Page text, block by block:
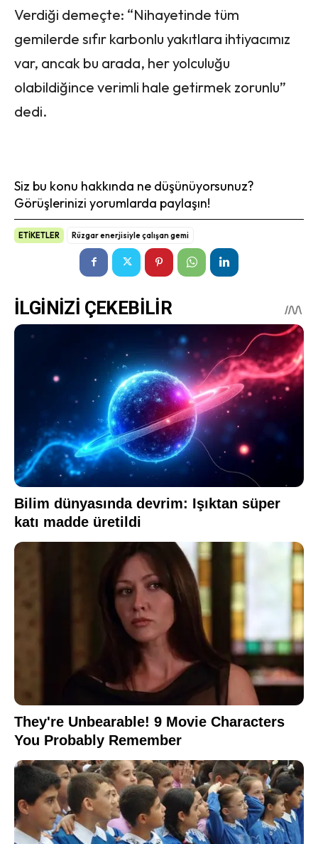
Verdiği demeçte: “Nihayetinde tüm
gemilerde sıfır karbonlu yakıtlara ihtiyacımız
var, ancak bu arada, her yolculuğu
olabildiğince verimli hale getirmek zorunlu”
dedi.
Siz bu konu hakkında ne düşünüyorsunuz?
Görüşlerinizi yorumlarda paylaşın!
ETİKETLER Rüzgar enerjisiyle çalışan gemi